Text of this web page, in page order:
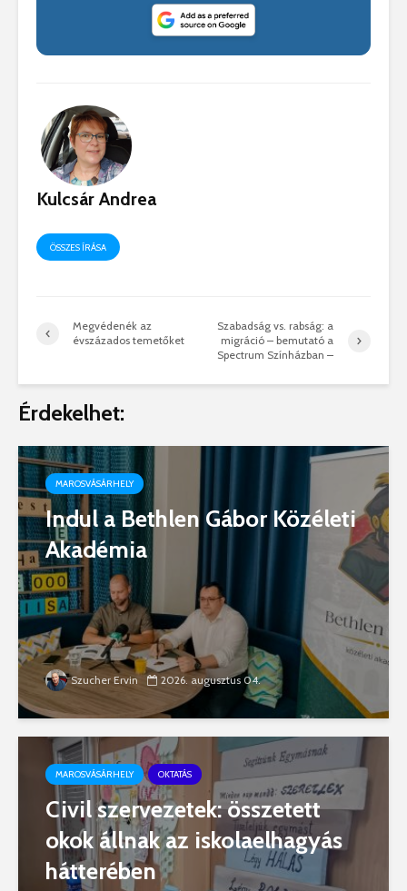
Kulcsár Andrea
ÖSSZES ÍRÁSA
Megvédenék az
évszázados temetőket
Szabadság vs. rabság: a
migráció – bemutató a
Spectrum Színházban –
Érdekelhet:
MAROSVÁSÁRHELY
Indul a Bethlen Gábor Közéleti
Akadémia
Szucher Ervin 2026. augusztus 04.
MAROSVÁSÁRHELY OKTATÁS
Civil szervezetek: összetett
okok állnak az iskolaelhagyás
hátterében